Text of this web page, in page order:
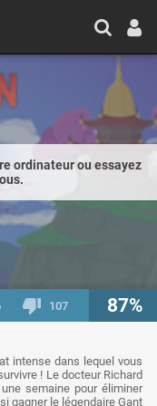
ordinateur ou essayez
107 87%
intense dans lequel vous
! Le docteur Richard
semaine pour éliminer
gagner le légendaire Gant